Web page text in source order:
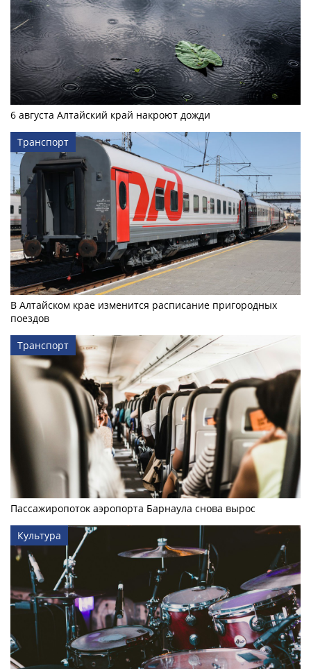
6 августа Алтайский край накроют дожди
Транспорт
В Алтайском крае изменится расписание пригородных
поездов
Транспорт
Пассажиропоток аэропорта Барнаула снова вырос
Культура